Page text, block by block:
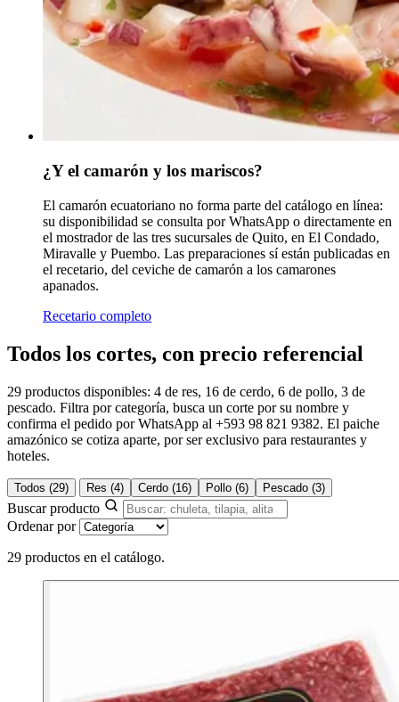
¿Y el camarón y los mariscos?
El camarón ecuatoriano no forma parte del catálogo en línea:
su disponibilidad se consulta por WhatsApp o directamente en
el mostrador de las tres sucursales de Quito, en El Condado,
Miravalle y Puembo. Las preparaciones sí están publicadas en
el recetario, del ceviche de camarón a los camarones
apanados.
Recetario completo
Todos los cortes, con precio referencial
29 productos disponibles: 4 de res, 16 de cerdo, 6 de pollo, 3 de
pescado. Filtra por categoría, busca un corte por su nombre y
confirma el pedido por WhatsApp al +593 98 821 9382. El paiche
amazónico se cotiza aparte, por ser exclusivo para restaurantes y
hoteles.
Todos (29) Res (4) Cerdo (16) Pollo (6) Pescado (3)
Buscar producto
Ordenar por
29 productos en el catálogo.